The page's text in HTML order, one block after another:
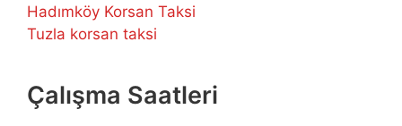
Hadımköy Korsan Taksi
Tuzla korsan taksi
Çalışma Saatleri